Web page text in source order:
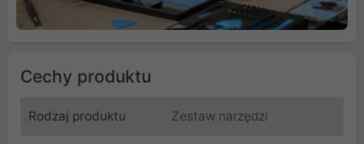
Cechy produktu
Rodzaj produktu Zestaw narzędzi